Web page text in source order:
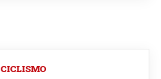
CICLISMO